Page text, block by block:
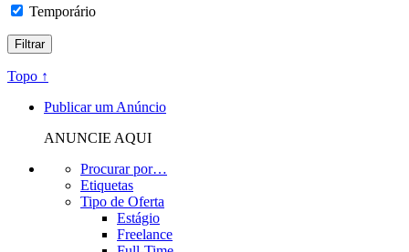
Temporário
Topo ↑
Publicar um Anúncio
ANUNCIE AQUI
Procurar por…
Etiquetas
Tipo de Oferta
Estágio
Freelance